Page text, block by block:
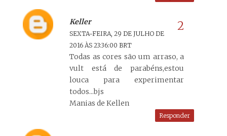
Keller
SEXTA-FEIRA, 29 DE JULHO DE
2016 ÀS 23:36:00 BRT
Todas as cores são um arraso, a
vult está de parabéns,estou
louca para experimentar
todos...bjs
Manias de Kellen
Responder